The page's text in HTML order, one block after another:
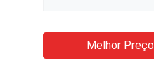
Melhor Preço